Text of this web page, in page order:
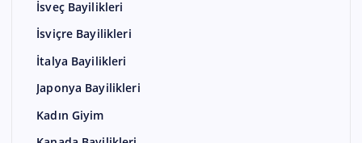
İsveç Bayilikleri
İsviçre Bayilikleri
İtalya Bayilikleri
Japonya Bayilikleri
Kadın Giyim